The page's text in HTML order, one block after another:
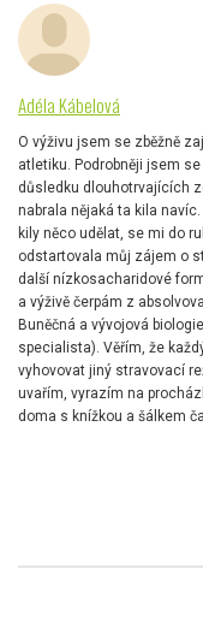
Adéla Kábelová
O výživu jsem se zběžně
atletiku. Podrobněji jsem
důsledku dlouhotrvajících
nabrala nějaká ta kila
kily něco udělat, se mi do
odstartovala můj zájem o
další nízkosacharidové
a výživě čerpám z
Buněčná a vývojová
specialista). Věřím, že
vyhovovat jiný stravovací
uvařím, vyrazím na
doma s knížkou a šálkem